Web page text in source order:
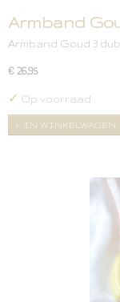
Armband
Armband Goud 3
€ 26,95
✓ Op voorraad
IN WINKELWAGEN